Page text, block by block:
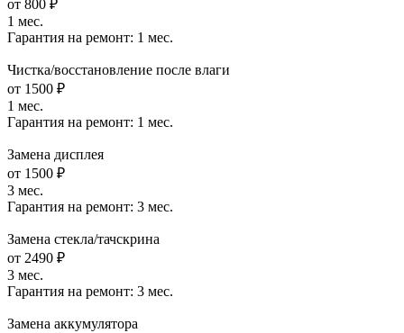
от 800 ₽
1 мес.
Гарантия на ремонт: 1 мес.
Чистка/восстановление после влаги
от 1500 ₽
1 мес.
Гарантия на ремонт: 1 мес.
Замена дисплея
от 1500 ₽
3 мес.
Гарантия на ремонт: 3 мес.
Замена стекла/тачскрина
от 2490 ₽
3 мес.
Гарантия на ремонт: 3 мес.
Замена аккумулятора